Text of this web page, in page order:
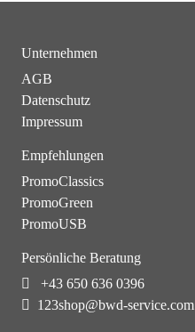
Unternehmen
AGB
Datenschutz
Impressum
Empfehlungen
PromoClassics
PromoGreen
PromoUSB
Persönliche Beratung
+43 650 636 0396
123shop@bwd-service.com